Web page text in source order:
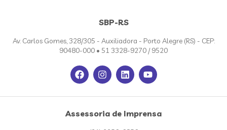
SBP-RS
Av. Carlos Gomes, 328/305 - Auxiliadora - Porto Alegre (RS) - CEP:
90480-000 • 51 3328-9270 / 9520
Assessoria de Imprensa